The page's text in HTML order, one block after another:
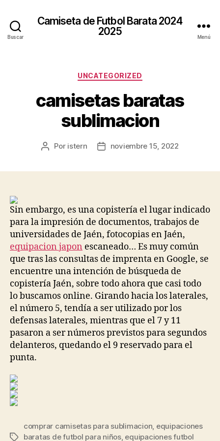
Buscar
Camiseta de Futbol Barata 2024
2025
Menú
Categorías
UNCATEGORIZED
camisetas baratas
sublimacion
Autor
Por istern
Fechanoviembre 15, 2022
Sin embargo, es una copistería el lugar indicado
para la impresión de documentos, trabajos de
universidades de Jaén, fotocopias en Jaén,
equipacion japon escaneado… Es muy común
que tras las consultas de imprenta en Google, se
encuentre una intención de búsqueda de
copistería Jaén, sobre todo ahora que casi todo
lo buscamos online. Girando hacia los laterales,
el número 5, tendía a ser utilizado por los
defensas laterales, mientras que el 7 y 11
pasaron a ser números previstos para segundos
delanteros, quedando el 9 reservado para el
punta.
Etiquetas
comprar camisetas para sublimacion, equipaciones
baratas de futbol para niños, equipaciones futbol